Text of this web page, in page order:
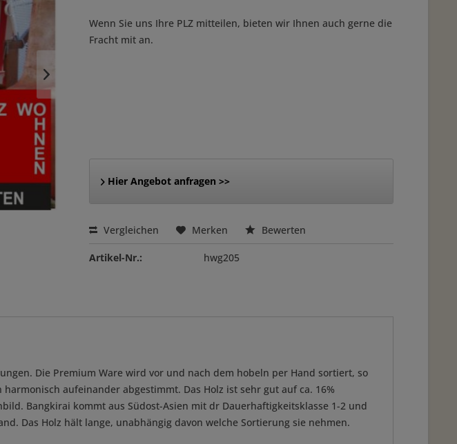
Wenn Sie uns Ihre PLZ mitteilen, bieten wir Ihnen auch gerne die
Fracht mit an.
Hier Angebot anfragen >>
Vergleichen Merken Bewerten
Artikel-Nr.: hwg205
Die Premium Ware wird vor und nach dem hobeln per Hand sortiert, so
aufeinander abgestimmt. Das Holz ist sehr gut auf ca. 16%
Bangkirai kommt aus Südost-Asien mit dr Dauerhaftigkeitsklasse 1-2 und
Das Holz hält lange, unabhängig davon welche Sortierung sie nehmen.